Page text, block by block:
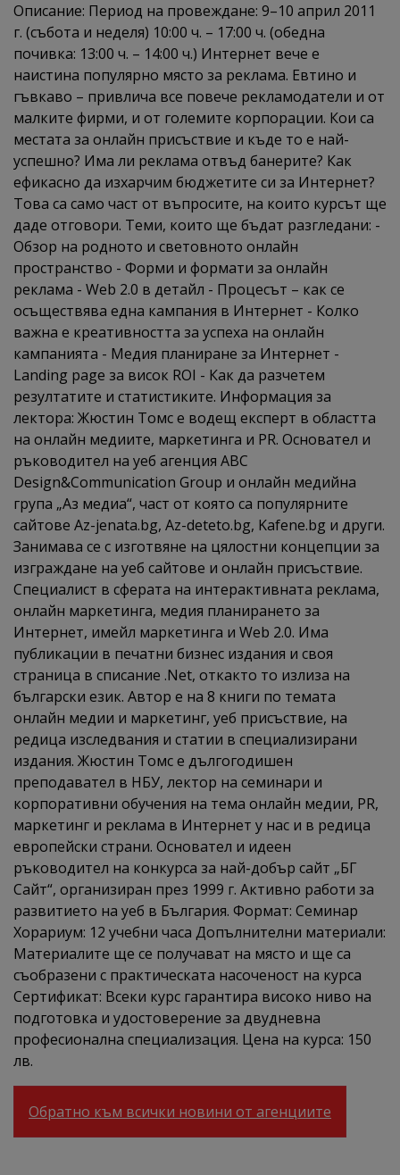
Описание: Период на провеждане: 9–10 април 2011
г. (събота и неделя) 10:00 ч. – 17:00 ч. (обедна
почивка: 13:00 ч. – 14:00 ч.) Интернет вече е
наистина популярно място за реклама. Евтино и
гъвкаво – привлича все повече рекламодатели и от
малките фирми, и от големите корпорации. Кои са
местата за онлайн присъствие и къде то е най-
успешно? Има ли реклама отвъд банерите? Как
ефикасно да изхарчим бюджетите си за Интернет?
Това са само част от въпросите, на които курсът ще
даде отговори. Теми, които ще бъдат разгледани: -
Обзор на родното и световното онлайн
пространство - Форми и формати за онлайн
реклама - Web 2.0 в детайл - Процесът – как се
осъществява една кампания в Интернет - Колко
важна е креативността за успеха на онлайн
кампанията - Медия планиране за Интернет -
Landing page за висок ROI - Как да разчетем
резултатите и статистиките. Информация за
лектора: Жюстин Томс е водещ експерт в областта
на онлайн медиите, маркетинга и PR. Основател и
ръководител на уеб агенция ABC
Design&Communication Group и онлайн медийна
група „Аз медиа“, част от която са популярните
сайтове Az-jenata.bg, Az-deteto.bg, Kafene.bg и други.
Занимава се с изготвяне на цялостни концепции за
изграждане на уеб сайтoвe и онлайн присъствие.
Специалист в сферата на интерактивната реклама,
онлайн маркетинга, медия планирането за
Интернет, имейл маркетинга и Web 2.0. Има
публикации в печатни бизнес издания и своя
страница в списание .Net, откакто то излиза на
български език. Автор е на 8 книги по темата
онлайн медии и маркетинг, уеб присъствие, на
редица изследвания и статии в специализирани
издания. Жюстин Томс е дългогодишен
преподавател в НБУ, лектор на семинари и
корпоративни обучения на тема онлайн медии, PR,
маркетинг и реклама в Интернет у нас и в редица
европейски страни. Основател и идеен
ръководител на конкурса за най-добър сайт „БГ
Сайт“, организиран през 1999 г. Активно работи за
развитието на уеб в България. Формат: Семинар
Хорариум: 12 учебни часа Допълнителни материали:
Материалите ще се получават на място и ще са
съобразени с практическата насоченост на курса
Сертификат: Всеки курс гарантира високо ниво на
подготовка и удостоверение за двудневна
професионална специализация. Цена на курса: 150
лв.
Обратно към всички новини от агенциите